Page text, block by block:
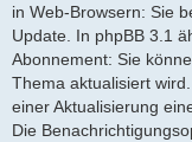
in Web-Browsern: Sie
Update. In phpBB 3.1
Abonnement: Sie
Thema aktualisiert
einer Aktualisierung
Die